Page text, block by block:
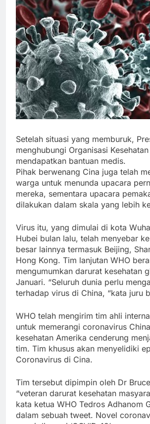
Setelah situasi yang memburuk,
menghubungi Organisasi
mendapatkan bantuan medis.
Pihak berwenang Cina juga telah
warga untuk menunda upacara
mereka, sementara upacara
dilakukan dalam skala yang lebih
Virus itu, yang dimulai di kota
Hubei bulan lalu, telah menyebar
besar lainnya termasuk Beijing,
Hong Kong. Tim lanjutan WHO
mengumumkan darurat kesehatan
Januari. “Seluruh dunia perlu
terhadap virus di China, “kata juru
WHO telah mengirim tim ahli
untuk memerangi coronavirus
kesehatan Amerika cenderung
tim. Tim khusus akan menyelidiki
Coronavirus di Cina.
Tim tersebut dipimpin oleh Dr
“veteran darurat kesehatan
kata ketua WHO Tedros Adhanom
dalam sebuah tweet. Novel